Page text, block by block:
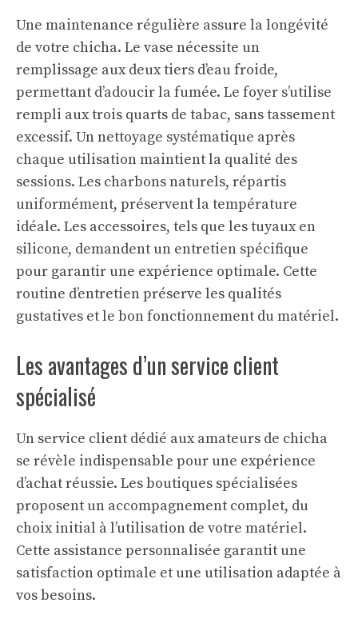
Une maintenance régulière assure la longévité
de votre chicha. Le vase nécessite un
remplissage aux deux tiers d’eau froide,
permettant d’adoucir la fumée. Le foyer s’utilise
rempli aux trois quarts de tabac, sans tassement
excessif. Un nettoyage systématique après
chaque utilisation maintient la qualité des
sessions. Les charbons naturels, répartis
uniformément, préservent la température
idéale. Les accessoires, tels que les tuyaux en
silicone, demandent un entretien spécifique
pour garantir une expérience optimale. Cette
routine d’entretien préserve les qualités
gustatives et le bon fonctionnement du matériel.
Les avantages d’un service client
spécialisé
Un service client dédié aux amateurs de chicha
se révèle indispensable pour une expérience
d’achat réussie. Les boutiques spécialisées
proposent un accompagnement complet, du
choix initial à l’utilisation de votre matériel.
Cette assistance personnalisée garantit une
satisfaction optimale et une utilisation adaptée à
vos besoins.